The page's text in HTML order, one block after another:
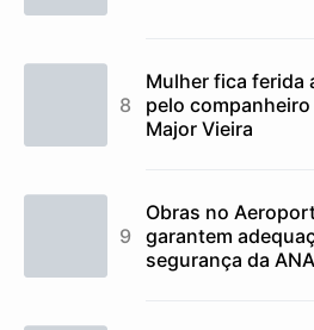
Mulher fica ferida
pelo companheiro
Major Vieira
Obras no
garantem
segurança da